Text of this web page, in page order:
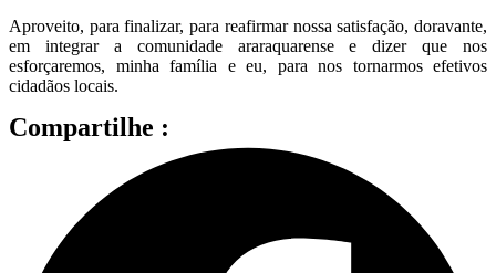
Aproveito, para finalizar, para reafirmar nossa satisfação, doravante,
em integrar a comunidade araraquarense e dizer que nos
esforçaremos, minha família e eu, para nos tornarmos efetivos
cidadãos locais.
Compartilhe :